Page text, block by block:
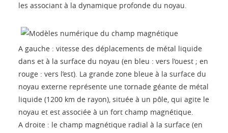
les associant à la dynamique profonde du noyau.
A gauche : vitesse des déplacements de métal liquide
dans et à la surface du noyau (en bleu : vers l’ouest ; en
rouge : vers l’est). La grande zone bleue à la surface du
noyau externe représente une tornade géante de métal
liquide (1200 km de rayon), située à un pôle, qui agite le
noyau et est associée à un fort champ magnétique.
A droite : le champ magnétique radial à la surface (en